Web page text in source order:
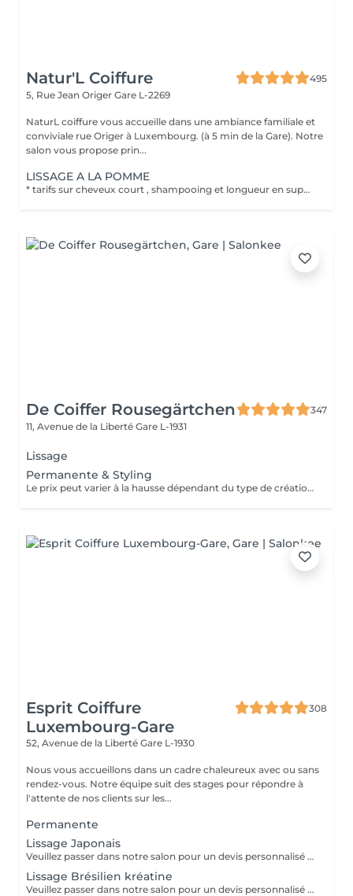
Natur'L Coiffure
495
5, Rue Jean Origer Gare L-2269
NaturL coiffure vous accueille dans une ambiance familiale et
conviviale rue Origer à Luxembourg. (à 5 min de la Gare). Notre
salon vous propose prin...
LISSAGE A LA POMME
* tarifs sur cheveux court , shampooing et longueur en supplément
De Coiffer Rousegärtchen
347
11, Avenue de la Liberté Gare L-1931
Lissage
Permanente & Styling
Le prix peut varier à la hausse dépendant du type de création finalement réalisée.
Esprit Coiffure
Luxembourg-Gare
308
52, Avenue de la Liberté Gare L-1930
Nous vous accueillons dans un cadre chaleureux avec ou sans
rendez-vous. Notre équipe suit des stages pour répondre à
l'attente de nos clients sur les...
Permanente
Lissage Japonais
Veuillez passer dans notre salon pour un devis personnalisé gratuit
Lissage Brésilien kréatine
Veuillez passer dans notre salon pour un devis personnalisé gratuit